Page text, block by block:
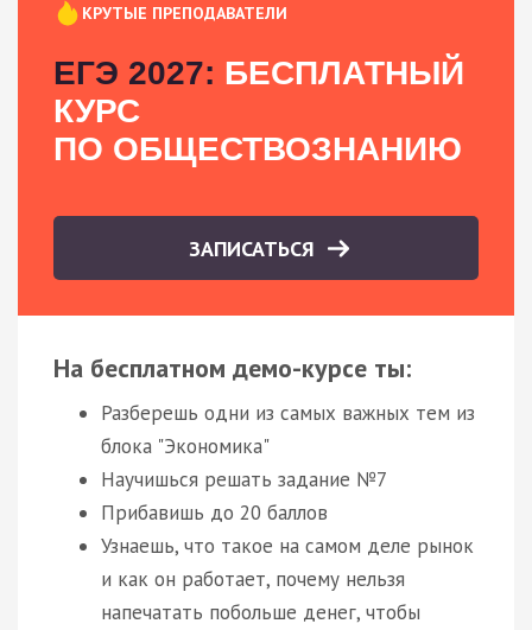
КРУТЫЕ ПРЕПОДАВАТЕЛИ
ЕГЭ 2027: БЕСПЛАТНЫЙ
КУРС
ПО ОБЩЕСТВОЗНАНИЮ
ЗАПИСАТЬСЯ
На бесплатном демо-курсе ты:
Разберешь одни из самых важных тем из
блока "Экономика"
Научишься решать задание №7
Прибавишь до 20 баллов
Узнаешь, что такое на самом деле рынок
и как он работает, почему нельзя
напечатать побольше денег, чтобы